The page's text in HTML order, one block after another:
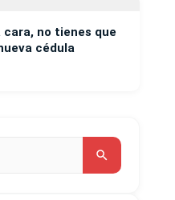
no tienes que
cédula